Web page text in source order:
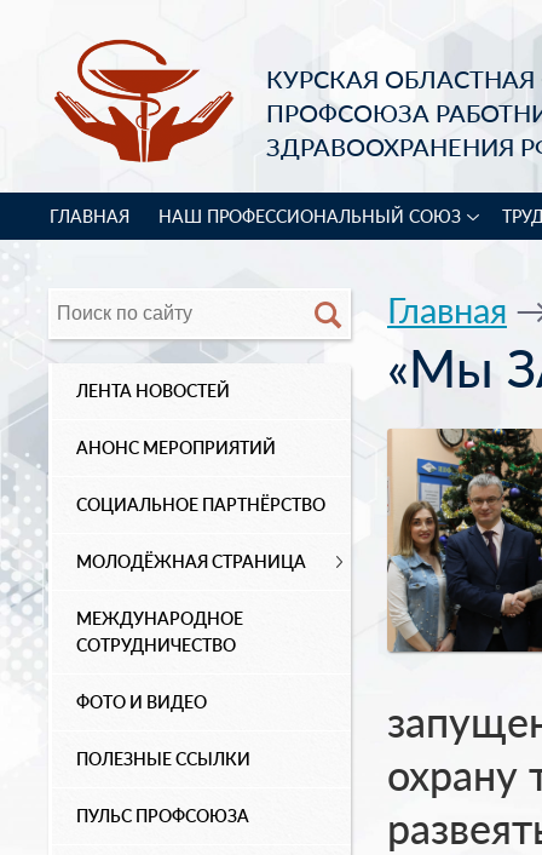
КУРСКАЯ
ПРОФСОЮЗА
ЗДРАВООХРАНЕНИЯ
ГЛАВНАЯ НАШ ПРОФЕССИОНАЛЬНЫЙ СОЮЗ
ЛЕНТА НОВОСТЕЙ
АНОНС МЕРОПРИЯТИЙ
СОЦИАЛЬНОЕ ПАРТНЁРСТВО
МОЛОДЁЖНАЯ СТРАНИЦА
МЕЖДУНАРОДНОЕ
СОТРУДНИЧЕСТВО
ФОТО И ВИДЕО
ПОЛЕЗНЫЕ ССЫЛКИ
ПУЛЬС ПРОФСОЮЗА
Главная
«Мы
охрану